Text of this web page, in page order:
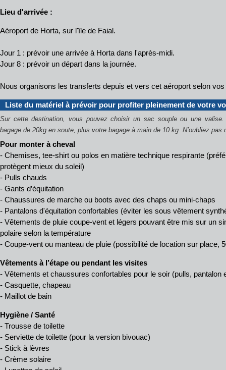
Lieu d'arrivée :
Aéroport de Horta, sur l'île de Faial.
Jour 1 : prévoir une arrivée à Horta dans l'après-midi.
Jour 8 : prévoir un départ dans la journée.
Nous organisons les transferts depuis et vers cet aéroport selon
Liste du matériel à prévoir pour profiter pleinement de votre
Sur cette destination, vous pouvez choisir un sac souple ou une valise.
bagage de 20kg en soute, plus votre bagage à main de 10 kg. N’oubliez pas
Pour monter à cheval
- Chemises, tee-shirt ou polos en matière technique respirante
protègent mieux du soleil)
- Pulls chauds
- Gants d’équitation
- Chaussures de marche ou boots avec des chaps ou mini-chaps
- Pantalons d'équitation confortables (éviter les sous vêtement
- Vêtements de pluie coupe-vent et légers pouvant être mis sur un
polaire selon la température
- Coupe-vent ou manteau de pluie (possibilité de location sur place,
Vêtements à l’étape ou pendant les visites
- Vêtements et chaussures confortables pour le soir (pulls, pantalon
- Casquette, chapeau
- Maillot de bain
Hygiène / Santé
- Trousse de toilette
- Serviette de toilette (pour la version bivouac)
- Stick à lèvres
- Crème solaire